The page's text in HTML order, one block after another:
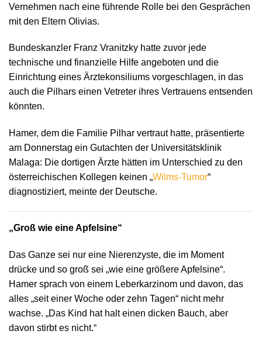
Vernehmen nach eine führende Rolle bei den Gesprächen
mit den Eltern Olivias.
Bundeskanzler Franz Vranitzky hatte zuvor jede
technische und finanzielle Hilfe angeboten und die
Einrichtung eines Ärztekonsiliums vorgeschlagen, in das
auch die Pilhars einen Vetreter ihres Vertrauens entsenden
könnten.
Hamer, dem die Familie Pilhar vertraut hatte, präsentierte
am Donnerstag ein Gutachten der Universitätsklinik
Malaga: Die dortigen Ärzte hätten im Unterschied zu den
österreichischen Kollegen keinen „Wilms-Tumor“
diagnostiziert, meinte der Deutsche.
„Groß wie eine Apfelsine“
Das Ganze sei nur eine Nierenzyste, die im Moment
drücke und so groß sei „wie eine größere Apfelsine“.
Hamer sprach von einem Leberkarzinom und davon, das
alles „seit einer Woche oder zehn Tagen“ nicht mehr
wachse. „Das Kind hat halt einen dicken Bauch, aber
davon stirbt es nicht.“